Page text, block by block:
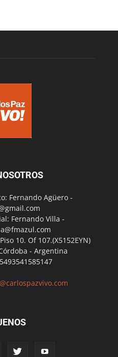
Fernando Agüero -
Fernando Villa -
10. Of 107.(X5152EYN)
- Argentina